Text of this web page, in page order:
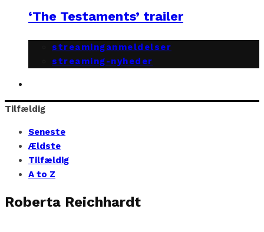
‘The Testaments’ trailer
streaminganmeldelser
streaming-nyheder
Tilfældig
Seneste
Ældste
Tilfældig
A to Z
Roberta Reichhardt